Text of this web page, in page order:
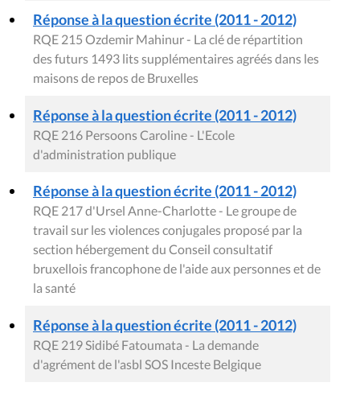
Réponse à la question écrite (2011 - 2012)
RQE 215 Ozdemir Mahinur - La clé de répartition
des futurs 1493 lits supplémentaires agréés dans les
maisons de repos de Bruxelles
Réponse à la question écrite (2011 - 2012)
RQE 216 Persoons Caroline - L'Ecole
d'administration publique
Réponse à la question écrite (2011 - 2012)
RQE 217 d'Ursel Anne-Charlotte - Le groupe de
travail sur les violences conjugales proposé par la
section hébergement du Conseil consultatif
bruxellois francophone de l'aide aux personnes et de
la santé
Réponse à la question écrite (2011 - 2012)
RQE 219 Sidibé Fatoumata - La demande
d'agrément de l'asbl SOS Inceste Belgique